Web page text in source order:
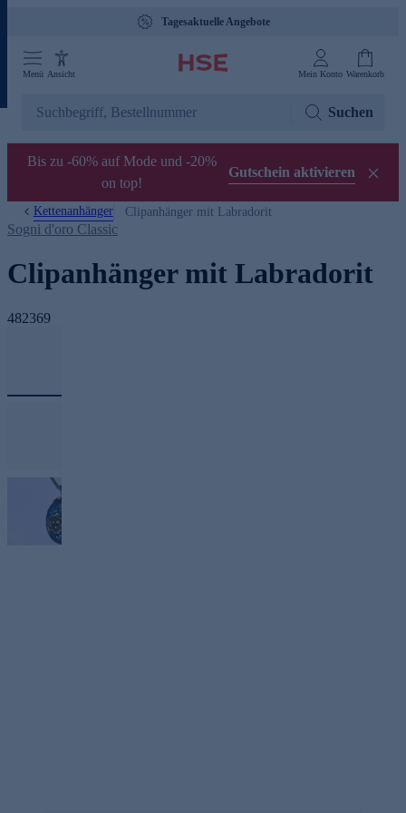
Tagesaktuelle Angebote
Menü Ansicht Mein Konto Warenkorb
Suchen
Bis zu -60% auf Mode und -20%
on top!
Gutschein aktivieren
Kettenanhänger Clipanhänger mit Labradorit
Sogni d'oro Classic
Clipanhänger mit Labradorit
482369